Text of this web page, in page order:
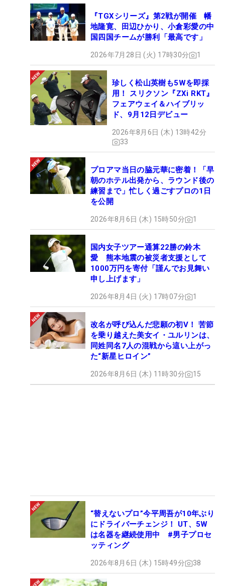
『TGXシリーズ』第2戦が開催 幡
地隆寛、田辺ひかり、小倉彩愛の中
国四国チームが勝利「最高です」
2026年7月28日 (火) 17時30分 1
珍しく松山英樹も5Wを即採
用！ スリクソン『ZXi RKT』
フェアウェイ＆ハイブリッ
ド、9月12日デビュー
2026年8月6日 (木) 13時42分
33
プロアマ当日の脇元華に密着！「早
朝のホテル出発から、ラウンド後の
練習まで」忙しく過ごすプロの1日
を公開
2026年8月6日 (木) 15時50分 1
国内女子ツアー通算22勝の鈴木
愛 熊本地震の被災者支援として
1000万円を寄付「謹んでお見舞い
申し上げます」
2026年8月4日 (火) 17時07分 1
改名が呼び込んだ悲願の初V！ 苦節
を乗り越えた美女イ・ユルリンは、
同姓同名7人の混戦から這い上がっ
た“新星ヒロイン”
2026年8月6日 (木) 11時30分 15
“替えないプロ”今平周吾が10年ぶり
にドライバーチェンジ！ UT、5W
は名器を継続使用中 #男子プロセ
ッティング
2026年8月6日 (木) 15時49分 38